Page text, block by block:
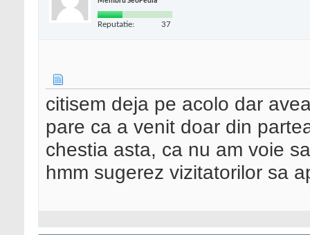
Reputatie: 37
citisem deja pe acolo dar
pare ca a venit doar din
chestia asta, ca nu am voie
hmm sugerez vizitatorilor sa